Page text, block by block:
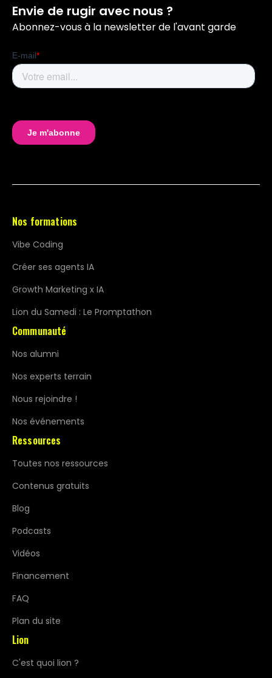
Envie de rugir avec nous ?
Abonnez-vous à la newsletter de l'avant garde
Nos formations
Vibe Coding
Créer ses agents IA
Growth Marketing x IA
Lion du Samedi : Le Promptathon
Communauté
Nos alumni
Nos experts terrain
Nous rejoindre !
Nos événements
Ressources
Toutes nos ressources
Contenus gratuits
Blog
Podcasts
Vidéos
Financement
FAQ
Plan du site
Lion
C'est quoi lion ?